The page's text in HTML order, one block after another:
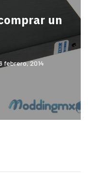
un
febrero, 2014